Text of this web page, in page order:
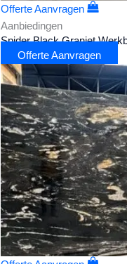
Offerte Aanvragen
Aanbiedingen
Spider Black Graniet
Offerte Aanvragen